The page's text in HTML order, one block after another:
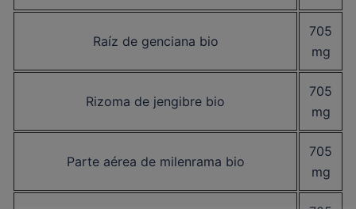
Raíz de genciana bio
705
mg
Rizoma de jengibre bio
705
mg
Parte aérea de milenrama bio
705
mg